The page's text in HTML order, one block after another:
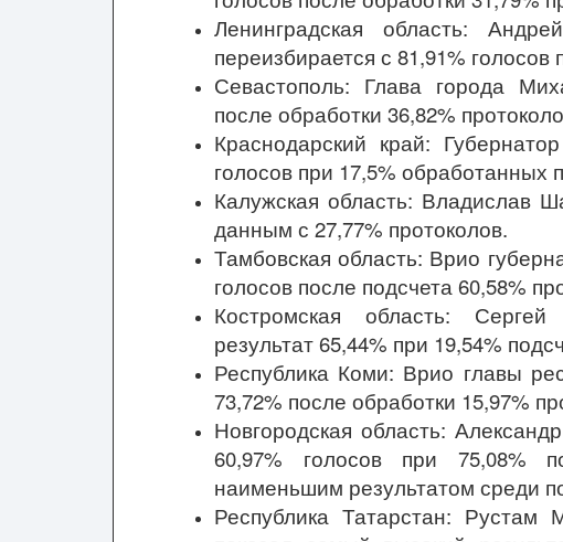
Ленинградская область:
переизбирается с 81,91%
Севастополь: Глава города
после обработки 36,82%
Краснодарский край:
голосов при 17,5% обработанных
Калужская область: Владислав
данным с 27,77% протоколов.
Тамбовская область: Врио
голосов после подсчета 60,58%
Костромская область:
результат 65,44% при 19,54%
Республика Коми: Врио главы
73,72% после обработки 15,97%
Новгородская область:
60,97% голосов при 75,08%
наименьшим результатом среди
Республика Татарстан: Рустам